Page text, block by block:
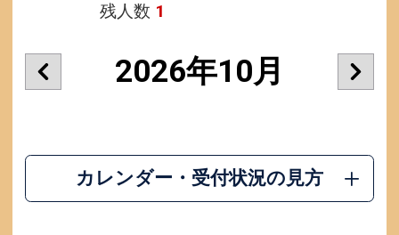
残人数 1
2026年10月
カレンダー・受付状況の見方